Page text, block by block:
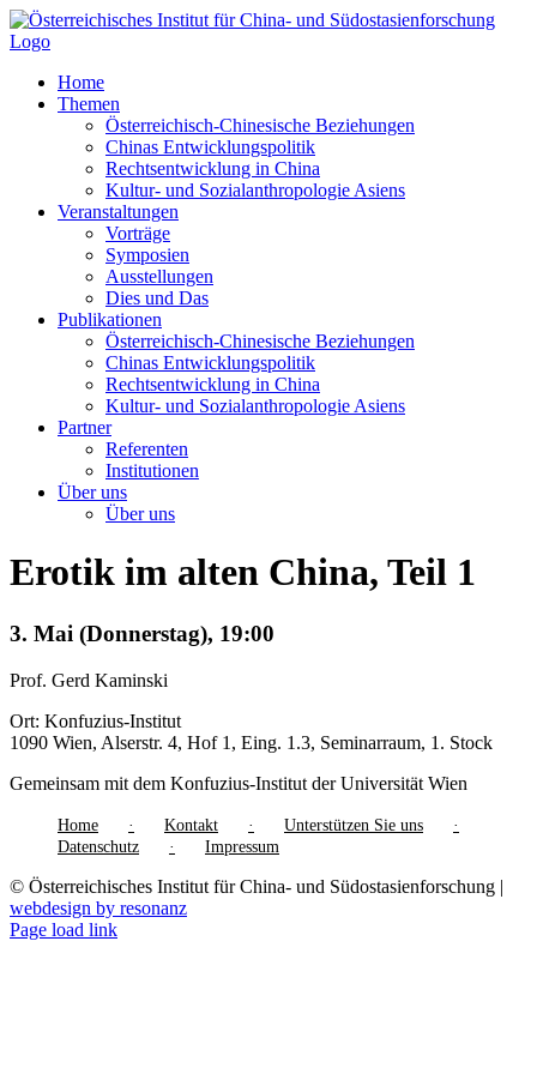
Zum
Inhalt
Home
Themen
Österreichisch-Chinesische Beziehungen
Chinas Entwicklungspolitik
Rechtsentwicklung in China
Kultur- und Sozialanthropologie Asiens
Veranstaltungen
Vorträge
Symposien
Ausstellungen
Dies und Das
Publikationen
Österreichisch-Chinesische Beziehungen
Chinas Entwicklungspolitik
Rechtsentwicklung in China
Kultur- und Sozialanthropologie Asiens
Partner
Referenten
Institutionen
Über uns
Über uns
Erotik im alten China, Teil 1
3. Mai (Donnerstag), 19:00
Prof. Gerd Kaminski
Ort: Konfuzius-Institut
1090 Wien, Alserstr. 4, Hof 1, Eing. 1.3, Seminarraum, 1. Stock
Gemeinsam mit dem Konfuzius-Institut der Universität Wien
Home Kontakt
Unterstützen Sie uns
Datenschutz
Impressum
© Österreichisches Institut für China- und Südostasienforschung |
webdesign by resonanz
Page load link